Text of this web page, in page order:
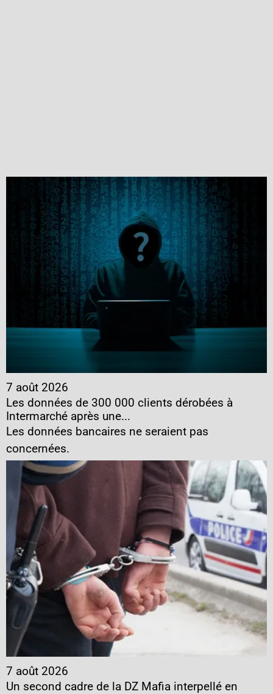
7 août 2026
Les données de 300 000 clients dérobées à
Intermarché après une...
Les données bancaires ne seraient pas
concernées.
7 août 2026
Un second cadre de la DZ Mafia interpellé en